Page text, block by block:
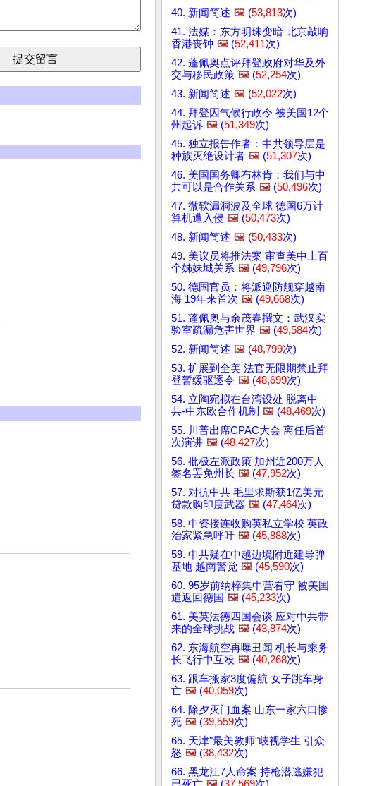
40. 新闻简述 🖼️ (53,813次)
41. 法媒：东方明珠变暗 北京敲响
香港丧钟 🖼️ (52,411次)
42. 蓬佩奥点评拜登政府对华及外
交与移民政策 🖼️ (52,254次)
43. 新闻简述 🖼️ (52,022次)
44. 拜登因气候行政令 被美国12个
州起诉 🖼️ (51,349次)
45. 独立报告作者：中共领导层是
种族灭绝设计者 🖼️ (51,307次)
46. 美国国务卿布林肯：我们与中
共可以是合作关系 🖼️ (50,496次)
47. 微软漏洞波及全球 德国6万计
算机遭入侵 🖼️ (50,473次)
48. 新闻简述 🖼️ (50,433次)
49. 美议员将推法案 审查美中上百
个姊妹城关系 🖼️ (49,796次)
50. 德国官员：将派巡防舰穿越南
海 19年来首次 🖼️ (49,668次)
51. 蓬佩奥与余茂春撰文：武汉实
验室疏漏危害世界 🖼️ (49,584次)
52. 新闻简述 🖼️ (48,799次)
53. 扩展到全美 法官无限期禁止拜
登暂缓驱逐令 🖼️ (48,699次)
54. 立陶宛拟在台湾设处 脱离中
共-中东欧合作机制 🖼️ (48,469次)
55. 川普出席CPAC大会 离任后首
次演讲 🖼️ (48,427次)
56. 批极左派政策 加州近200万人
签名罢免州长 🖼️ (47,952次)
57. 对抗中共 毛里求斯获1亿美元
贷款购印度武器 🖼️ (47,464次)
58. 中资接连收购英私立学校 英政
治家紧急呼吁 🖼️ (45,888次)
59. 中共疑在中越边境附近建导弹
基地 越南警觉 🖼️ (45,590次)
60. 95岁前纳粹集中营看守 被美国
遣返回德国 🖼️ (45,233次)
61. 美英法德四国会谈 应对中共带
来的全球挑战 🖼️ (43,874次)
62. 东海航空再曝丑闻 机长与乘务
长飞行中互殴 🖼️ (40,268次)
63. 跟车搬家3度偏航 女子跳车身
亡 🖼️ (40,059次)
64. 除夕灭门血案 山东一家六口惨
死 🖼️ (39,559次)
65. 天津"最美教师"歧视学生 引众
怒 🖼️ (38,432次)
66. 黑龙江7人命案 持枪潜逃嫌犯
已死亡 🖼️ (37,569次)